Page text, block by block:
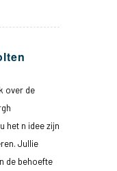
over de
het n idee zijn
Jullie
de behoefte